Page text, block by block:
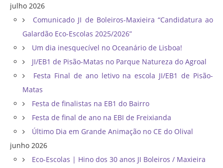
julho 2026
Comunicado JI de Boleiros-Maxieira “Candidatura ao
Galardão Eco-Escolas 2025/2026”
Um dia inesquecível no Oceanário de Lisboa!
JI/EB1 de Pisão-Matas no Parque Natureza do Agroal
Festa Final de ano letivo na escola JI/EB1 de Pisão-
Matas
Festa de finalistas na EB1 do Bairro
Festa de final de ano na EBI de Freixianda
Último Dia em Grande Animação no CE do Olival
junho 2026
Eco-Escolas | Hino dos 30 anos JI Boleiros / Maxieira